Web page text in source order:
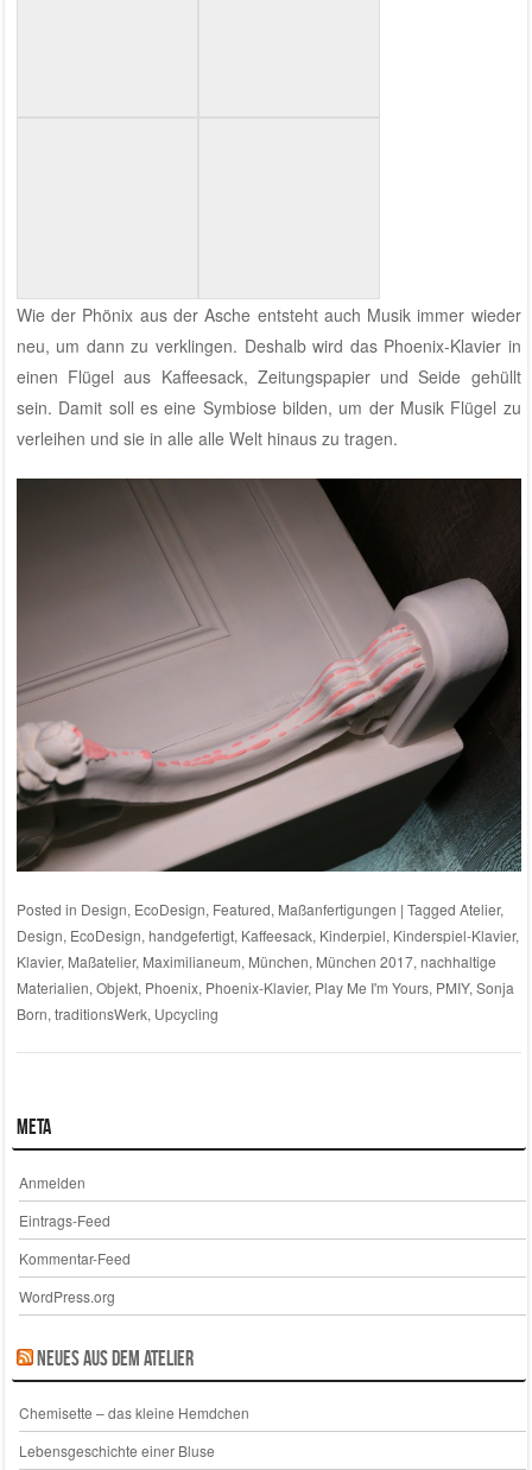
Wie der Phönix aus der Asche entsteht auch Musik immer wieder
neu, um dann zu verklingen. Deshalb wird das Phoenix-Klavier in
einen Flügel aus Kaffeesack, Zeitungspapier und Seide gehüllt
sein. Damit soll es eine Symbiose bilden, um der Musik Flügel zu
verleihen und sie in alle alle Welt hinaus zu tragen.
Posted in Design, EcoDesign, Featured, Maßanfertigungen | Tagged Atelier,
Design, EcoDesign, handgefertigt, Kaffeesack, Kinderpiel, Kinderspiel-Klavier,
Klavier, Maßatelier, Maximilianeum, München, München 2017, nachhaltige
Materialien, Objekt, Phoenix, Phoenix-Klavier, Play Me I'm Yours, PMIY, Sonja
Born, traditionsWerk, Upcycling
Meta
Anmelden
Eintrags-Feed
Kommentar-Feed
WordPress.org
Neues aus dem Atelier
Chemisette – das kleine Hemdchen
Lebensgeschichte einer Bluse